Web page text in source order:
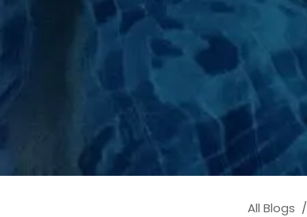
All Blogs